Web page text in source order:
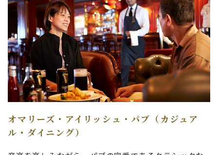
オマリーズ・アイリッシュ・パブ（カジュア
ル・ダイニング）